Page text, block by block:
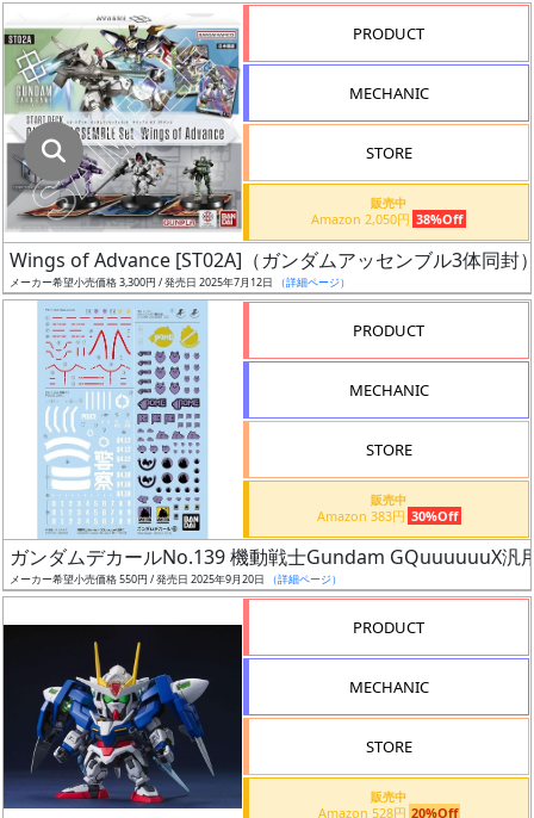
の
み
表
示
ボ
ッ
ク
ス
ア
ー
タ
ー
（β）
PRODUCT
MECHANIC
STORE
販売中
Amazon 2,050円 38%Off
Wings of Advance [ST02A]（ガンダムアッセンブル3体同封
メーカー希望小売価格 3,300円 / 発売日 2025年7月12日 （詳細ページ）
PRODUCT
MECHANIC
STORE
販売中
Amazon 383円 30%Off
ガンダムデカールNo.139 機動戦士Gundam GQuuuuuuX汎
メーカー希望小売価格 550円 / 発売日 2025年9月20日 （詳細ページ）
PRODUCT
MECHANIC
STORE
販売中
Amazon 528円 20%Off